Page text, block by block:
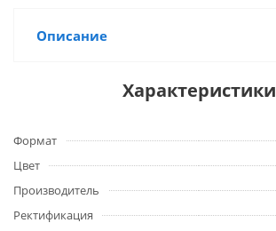
Описание
Характеристики
Формат
Цвет
Производитель
Ректификация